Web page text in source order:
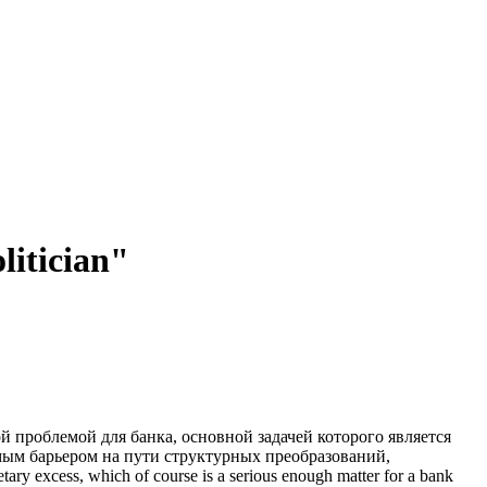
для банка, основной задачей которого является
барьером на пути структурных преобразований,
excess, which of course is a serious enough matter for a bank